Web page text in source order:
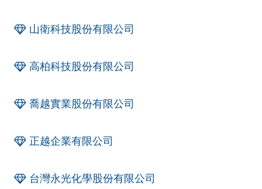
山衛科技股份有限公司
高柏科技股份有限公司
喬越實業股份有限公司
正越企業有限公司
台灣永光化學股份有限公司